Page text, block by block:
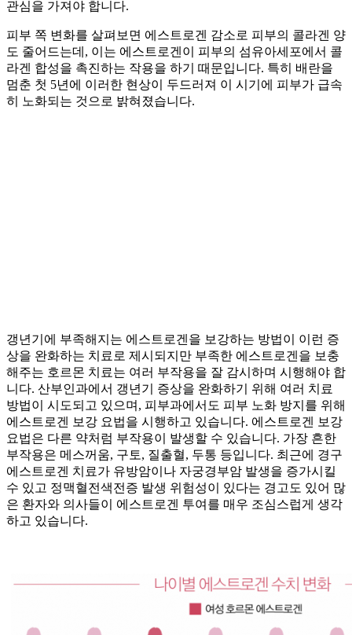
관심을 가져야 합니다.
피부 쪽 변화를 살펴보면 에스트로겐 감소로 피부의 콜라겐 양
도 줄어드는데, 이는 에스트로겐이 피부의 섬유아세포에서 콜
라겐 합성을 촉진하는 작용을 하기 때문입니다. 특히 배란을
멈춘 첫 5년에 이러한 현상이 두드러져 이 시기에 피부가 급속
히 노화되는 것으로 밝혀졌습니다.
갱년기에 부족해지는 에스트로겐을 보강하는 방법이 이런 증
상을 완화하는 치료로 제시되지만 부족한 에스트로겐을 보충
해주는 호르몬 치료는 여러 부작용을 잘 감시하며 시행해야 합
니다. 산부인과에서 갱년기 증상을 완화하기 위해 여러 치료
방법이 시도되고 있으며, 피부과에서도 피부 노화 방지를 위해
에스트로겐 보강 요법을 시행하고 있습니다. 에스트로겐 보강
요법은 다른 약처럼 부작용이 발생할 수 있습니다. 가장 흔한
부작용은 메스꺼움, 구토, 질출혈, 두통 등입니다. 최근에 경구
에스트로겐 치료가 유방암이나 자궁경부암 발생을 증가시킬
수 있고 정맥혈전색전증 발생 위험성이 있다는 경고도 있어 많
은 환자와 의사들이 에스트로겐 투여를 매우 조심스럽게 생각
하고 있습니다.